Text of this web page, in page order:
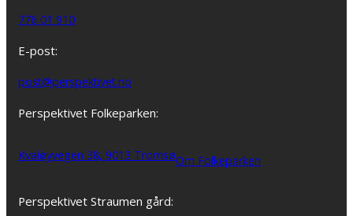
776 01 910
E-post:
post@perspektivet.no
Perspektivet Folkeparken:
Kvaløyvegen 38, 9013 TromsøOm Folkeparken
Perspektivet Straumen gård: